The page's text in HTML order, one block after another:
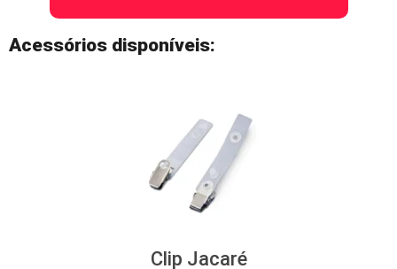
Acessórios disponíveis:
Clip Jacaré